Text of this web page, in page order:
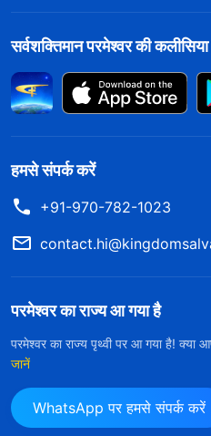
सर्वशक्तिमान परमेश्वर की
हमसे संपर्क करें
+91-970-782-1023
परमेश्वर का राज्य आ गया है
परमेश्वर का राज्य पृथ्वी पर आ गया है! क्या
जानें
WhatsApp पर हमसे संपर्क करें